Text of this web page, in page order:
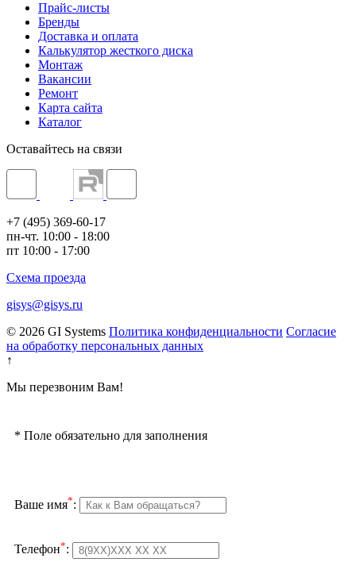
Прайс-листы
Бренды
Доставка и оплата
Калькулятор жесткого диска
Монтаж
Вакансии
Ремонт
Карта сайта
Каталог
Оставайтесь на связи
+7 (495) 369-60-17
пн-чт. 10:00 - 18:00
пт 10:00 - 17:00
Схема проезда
gisys@gisys.ru
© 2026 GI Systems Политика конфиденциальности Согласие
на обработку персональных данных
↑
Мы перезвоним Вам!
* Поле обязательно для заполнения
Ваше имя*:
Телефон*: